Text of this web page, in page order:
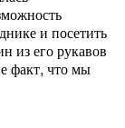
и посетить
из его рукавов
факт, что мы